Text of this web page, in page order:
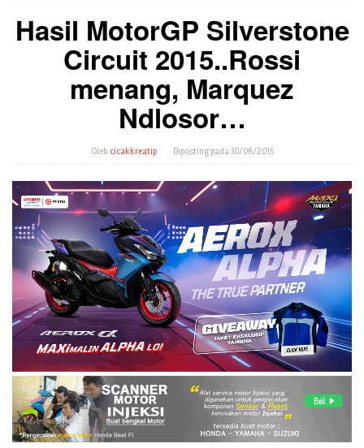
Hasil MotorGP Silverstone
Circuit 2015..Rossi
menang, Marquez
Ndlosor…
Oleh cicakkreatip Diposting pada30/08/2015